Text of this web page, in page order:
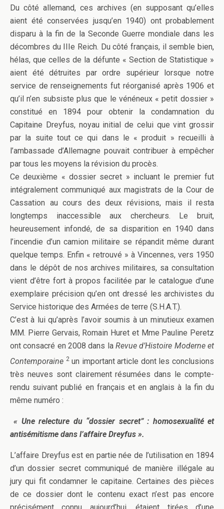
Du côté allemand, ces archives (en supposant qu’elles
aient été conservées jusqu’en 1940) ont probablement
disparu à la fin de la Seconde Guerre mondiale dans les
décombres du IIIe Reich. Du côté français, il semble bien,
hélas, que celles de la défunte « Section de Statistique »
aient été détruites par ordre supérieur lorsque notre
service de renseignements fut réorganisé après 1906 et
qu’il n’en subsiste plus que le vénéneux « petit dossier »
constitué en 1894 pour obtenir la condamnation du
Capitaine Dreyfus, noyau initial de celui que vint grossir
par la suite tout ce qui dans le « produit » recueilli à
l’ambassade d’Allemagne pouvait contribuer à empêcher
par tous les moyens la révision du procès.
Ce deuxième « dossier secret » incluant le premier fut
intégralement communiqué aux magistrats de la Cour de
Cassation au cours des deux révisions, mais il resta
longtemps inaccessible aux chercheurs. Le bruit,
heureusement infondé, de sa disparition en 1940 dans
l’incendie d’un camion militaire se répandit même durant
quelque temps. Enfin « retrouvé » à Vincennes, vers 1950
dans le dépôt de nos archives militaires, sa consultation
vient d’être fort à propos facilitée par le catalogue d’une
exemplaire précision qu’en ont dressé les archivistes du
Service historique des Armées de terre (S.H.A.T.).
C’est à lui qu’après l’avoir soumis à un minutieux examen
MM. Pierre Gervais, Romain Huret et Mme Pauline Peretz
ont consacré en 2008 dans la Revue d’Histoire Moderne et
Contemporaine 2un important article dont les conclusions
très neuves sont clairement résumées dans le compte-
rendu suivant publié en français et en anglais à la fin du
même numéro :
« Une relecture du “dossier secret” : homosexualité et
antisémitisme dans l’affaire Dreyfus ».
L’affaire Dreyfus est en partie née de l’utilisation en 1894
d’un dossier secret communiqué de manière illégale au
jury qui fit condamner le capitaine. Certaines des pièces
de ce dossier dont le contenu exact n’est pas encore